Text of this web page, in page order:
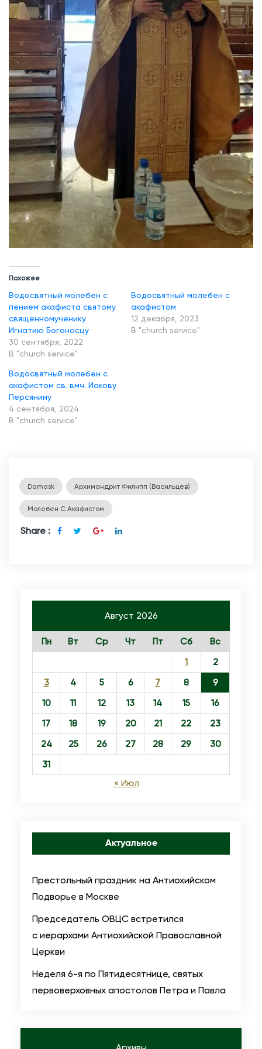
Похожее
Водосвятный молебен с
пением акафиста святому
священномученику
Игнатию Богоносцу
30 сентября, 2022
В "church service"
Водосвятный молебен с
акафистом
12 декабря, 2023
В "church service"
Водосвятный молебен с
акафистом св. вмч. Иакову
Персянину
4 сентября, 2024
В "church service"
Damask Архимандрит Филипп (Васильцев)
Молебен С Акафистом
Share :
Август 2026
Пн Вт Ср Чт Пт Сб
Вс
1
2
3
4 5 6 7 8
9
10
11 12 13 14 15
16
17
18 19 20 21 22
23
24
25 26 27 28 29
30
31
« Июл
Актуальное
Престольный праздник на Антиохийском
Подворье в Москве
Председатель ОВЦС встретился
с иерархами Антиохийской Православной
Церкви
Неделя 6-я по Пятидесятнице, святых
первоверховных апостолов Петра и Павла